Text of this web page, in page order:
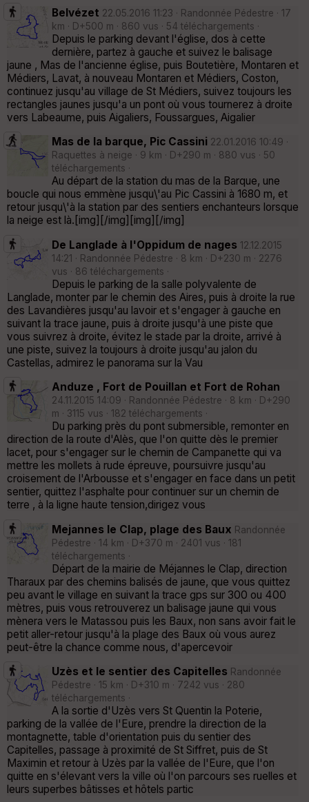
Belvézet 22.05.2016 11:23 · Randonnée Pédestre · 17
km · D+500 m · 860 vus · 54 téléchargements ·
Depuis le parking devant l'église, dos à cette
dernière, partez à gauche et suivez le balisage
jaune , Mas de l'ancienne église, puis Boutetière, Montaren et
Médiers, Lavat, à nouveau Montaren et Médiers, Coston,
continuez jusqu'au village de St Médiers, suivez toujours les
rectangles jaunes jusqu'a un pont où vous tournerez à droite
vers Labeaume, puis Aigaliers, Foussargues, Aigalier
Mas de la barque, Pic Cassini 22.01.2016 10:49 ·
Raquettes à neige · 9 km · D+290 m · 880 vus · 50
téléchargements ·
Au départ de la station du mas de la Barque, une
boucle qui nous emmène jusqu\'au Pic Cassini à 1680 m, et
retour jusqu\'à la station par des sentiers enchanteurs lorsque
la neige est là.[img][/img][img][/img]
De Langlade à l'Oppidum de nages 12.12.2015
14:21 · Randonnée Pédestre · 8 km · D+230 m · 2276
vus · 86 téléchargements ·
Depuis le parking de la salle polyvalente de
Langlade, monter par le chemin des Aires, puis à droite la rue
des Lavandières jusqu'au lavoir et s'engager à gauche en
suivant la trace jaune, puis à droite jusqu'à une piste que
vous suivrez à droite, évitez le stade par la droite, arrivé à
une piste, suivez la toujours à droite jusqu'au jalon du
Castellas, admirez le panorama sur la Vau
Anduze , Fort de Pouillan et Fort de Rohan
24.11.2015 14:09 · Randonnée Pédestre · 8 km · D+290
m · 3115 vus · 182 téléchargements ·
Du parking près du pont submersible, remonter en
direction de la route d'Alès, que l'on quitte dès le premier
lacet, pour s'engager sur le chemin de Campanette qui va
mettre les mollets à rude épreuve, poursuivre jusqu'au
croisement de l'Arbousse et s'engager en face dans un petit
sentier, quittez l'asphalte pour continuer sur un chemin de
terre , à la ligne haute tension,dirigez vous
Mejannes le Clap, plage des Baux Randonnée
Pédestre · 14 km · D+370 m · 2401 vus · 181
téléchargements ·
Départ de la mairie de Méjannes le Clap, direction
Tharaux par des chemins balisés de jaune, que vous quittez
peu avant le village en suivant la trace gps sur 300 ou 400
mètres, puis vous retrouverez un balisage jaune qui vous
mènera vers le Matassou puis les Baux, non sans avoir fait le
petit aller-retour jusqu'à la plage des Baux où vous aurez
peut-être la chance comme nous, d'apercevoir
Uzès et le sentier des Capitelles Randonnée
Pédestre · 15 km · D+310 m · 7242 vus · 280
téléchargements ·
A la sortie d'Uzès vers St Quentin la Poterie,
parking de la vallée de l'Eure, prendre la direction de la
montagnette, table d'orientation puis du sentier des
Capitelles, passage à proximité de St Siffret, puis de St
Maximin et retour à Uzès par la vallée de l'Eure, que l'on
quitte en s'élevant vers la ville où l'on parcours ses ruelles et
leurs superbes bâtisses et hôtels partic